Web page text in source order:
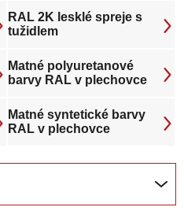
RAL 2K lesklé spreje s
tužidlem
Matné polyuretanové
barvy RAL v plechovce
Matné syntetické barvy
RAL v plechovce